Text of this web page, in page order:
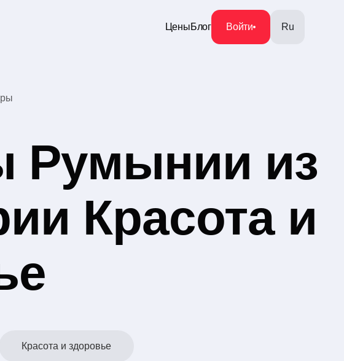
ЦеныБлог Войти Ru
из
Красота и
Красота и здоровье